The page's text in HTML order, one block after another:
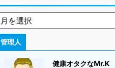
管理人
健康オタクなMr.K